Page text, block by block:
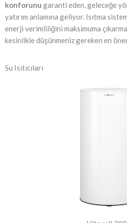
konforunu garanti eden, geleceğe
yatırım anlamına geliyor. Isıtma
enerji verimliliğini maksimuma
kesinlikle düşünmeniz gereken en
Su Isıtıcıları